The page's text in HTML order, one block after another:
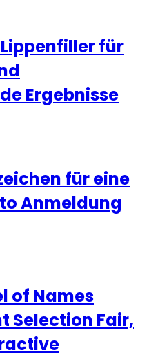
für
Ergebnisse
für eine
Anmeldung
of Names
Selection Fair,